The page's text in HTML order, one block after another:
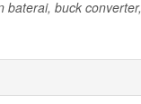
baterai, buck converter,